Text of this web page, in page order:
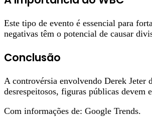
Este tipo de evento é essencial para
negativas têm o potencial de causar
Conclusão
A controvérsia envolvendo Derek Jeter
desrespeitosos, figuras públicas devem
Com informações de: Google Trends.